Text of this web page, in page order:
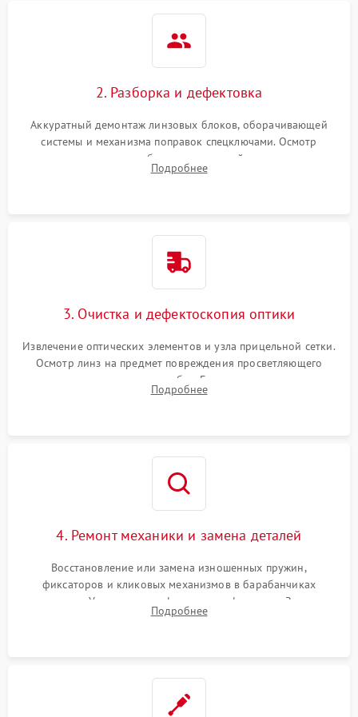
2. Разборка и дефектовка
Аккуратный демонтаж линзовых блоков, оборачивающей
системы и механизма поправок спецключами. Осмотр
внутренних резьбовых соединений, пружин и
уплотнительных колец. Поиск причин люфта, смещения
Подробнее
3. Очистка и дефектоскопия оптики
Извлечение оптических элементов и узла прицельной сетки.
Осмотр линз на предмет повреждения просветляющего
покрытия или появления грибка. Бережная очистка стекол
спецрастворами. Проверка целостности гравированной
Подробнее
4. Ремонт механики и замена деталей
Восстановление или замена изношенных пружин,
фиксаторов и кликовых механизмов в барабанчиках
поправок. Устранение люфтов в трансфокаторе. Замена
поврежденных линз, разбитой сетки или восстановление
Подробнее